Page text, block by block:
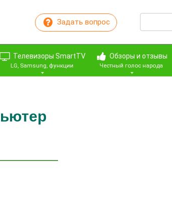
Задать вопрос Поиск:
Телевизоры SmartTV
LG, Samsung, функции
Обзоры и отзывы
Честный голос народа